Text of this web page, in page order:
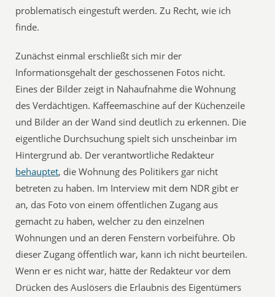
problematisch eingestuft werden. Zu Recht, wie ich
finde.
Zunächst einmal erschließt sich mir der
Informationsgehalt der geschossenen Fotos nicht.
Eines der Bilder zeigt in Nahaufnahme die Wohnung
des Verdächtigen. Kaffeemaschine auf der Küchenzeile
und Bilder an der Wand sind deutlich zu erkennen. Die
eigentliche Durchsuchung spielt sich unscheinbar im
Hintergrund ab. Der verantwortliche Redakteur
behauptet, die Wohnung des Politikers gar nicht
betreten zu haben. Im Interview mit dem NDR gibt er
an, das Foto von einem öffentlichen Zugang aus
gemacht zu haben, welcher zu den einzelnen
Wohnungen und an deren Fenstern vorbeiführe. Ob
dieser Zugang öffentlich war, kann ich nicht beurteilen.
Wenn er es nicht war, hätte der Redakteur vor dem
Drücken des Auslösers die Erlaubnis des Eigentümers